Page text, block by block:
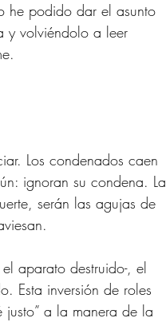
he podido dar el asunto
y volviéndolo a leer
Los condenados caen
ignoran su condena. La
serán las agujas de
aparato destruido-, el
Esta inversión de roles
a la manera de la